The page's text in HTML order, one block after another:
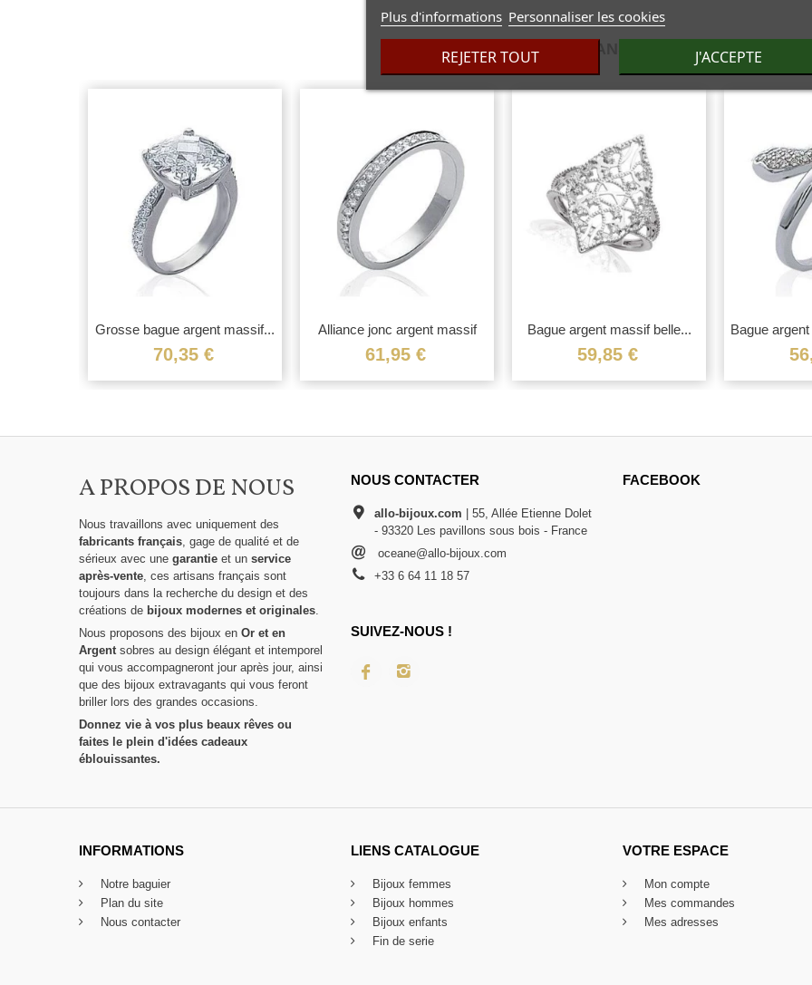
30 AUTRES PRODUITS DANS LA MÊME CATÉGORIE
Grosse bague argent massif...
70,35 €
Alliance jonc argent massif
et...
61,95 €
Bague argent massif belle...
59,85 €
Bague
A PROPOS DE NOUS
Nous travaillons avec uniquement des
fabricants français, gage de qualité et de
sérieux avec une garantie et un service
après-vente, ces artisans français sont
toujours dans la recherche du design et des
créations de bijoux modernes et originales.
Nous proposons des bijoux en Or et en
Argentsobres au design élégant et intemporel
qui vous accompagneront jour après jour, ainsi
que des bijoux extravagants qui vous feront
briller lors des grandes occasions.
Donnez vie à vos plus beaux rêves ou
faites le plein d'idées cadeaux
éblouissantes.
NOUS CONTACTER
allo-bijoux.com | 55, Allée Etienne Dolet
- 93320 Les pavillons sous bois - France
oceane@allo-bijoux.com
+33 6 64 11 18 57
FACEBOOK
SUIVEZ-NOUS !
Plus d'informations Personnaliser les cookies
REJETER TOUT J'ACCEPTE
INFORMATIONS
Notre baguier
Plan du site
Nous contacter
LIENS CATALOGUE
Bijoux femmes
Bijoux hommes
Bijoux enfants
Fin de serie
VOTRE ESPACE
Mon compte
Mes commandes
Mes adresses